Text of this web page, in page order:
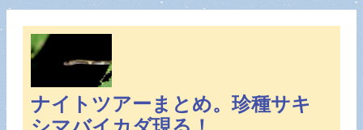
ナイトツアーまとめ。珍種サキ